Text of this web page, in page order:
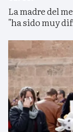
La madre del
"ha sido muy